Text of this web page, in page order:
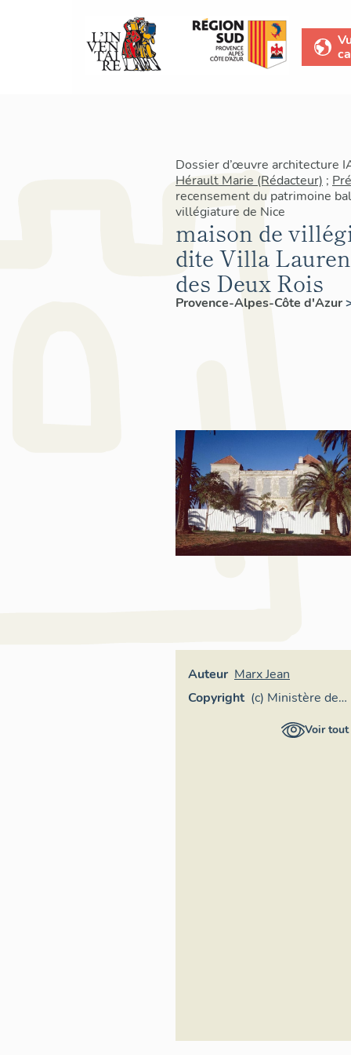
Dossier d’œuvre architecture
Hérault Marie (Rédacteur) ;
recensement du patrimoine
villégiature de Nice
maison de
dite Villa
des Deux Rois
Provence-Alpes-Côte d'Azur
Auteur Marx Jean
Copyright (c) Ministère de
la culture,Voir tout